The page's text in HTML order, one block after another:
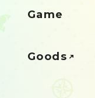
Game
Goods